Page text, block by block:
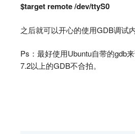
$target remote /dev/ttyS0
之后就可以开心的使用GDB调试内
Ps：最好使用Ubuntu自带的gdb
7.2以上的GDB不合拍。